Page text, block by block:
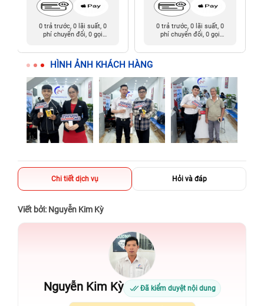
0 trả trước, 0 lãi suất, 0
phí chuyển đổi, 0 gọi
0 trả trước, 0 lãi suất, 0
phí chuyển đổi, 0 gọi
HÌNH ẢNH KHÁCH HÀNG
Chi tiết dịch vụ Hỏi và đáp
Viết bởi: Nguyễn Kim Kỳ
Nguyễn Kim Kỳ Đã kiểm duyệt nội dung